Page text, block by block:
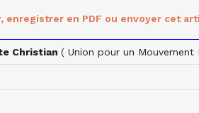
enregistrer en PDF ou envoyer cet
Christian ( Union pour un Mouvement